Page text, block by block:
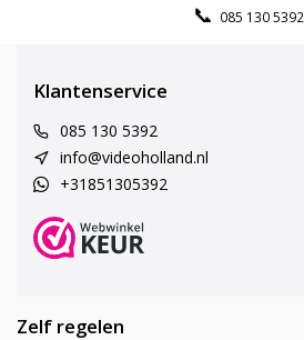
085 130 5392
Klantenservice
085 130 5392
info@videoholland.nl
+31851305392
Zelf regelen